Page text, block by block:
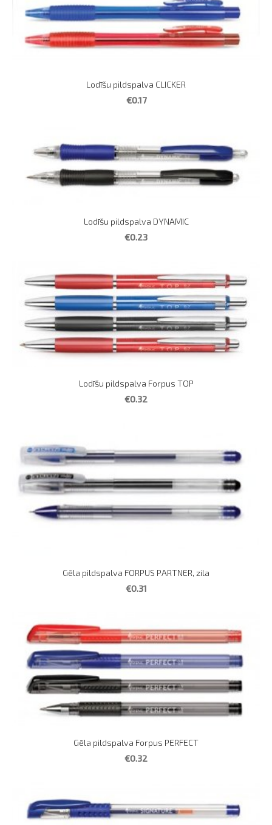
Lodīšu pildspalva CLICKER
€0.17
Lodīšu pildspalva DYNAMIC
€0.23
Lodīšu pildspalva Forpus TOP
€0.32
Gēla pildspalva FORPUS PARTNER, zila
€0.31
Gēla pildspalva Forpus PERFECT
€0.32